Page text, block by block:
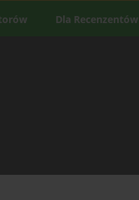
Dla Recenzentów